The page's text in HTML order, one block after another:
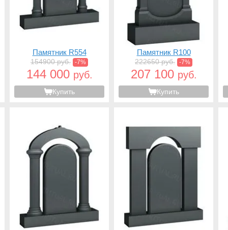
Памятник R554
154900 руб. -7%
144 000 руб.
Купить
Памятник R100
222650 руб. -7%
207 100 руб.
Купить